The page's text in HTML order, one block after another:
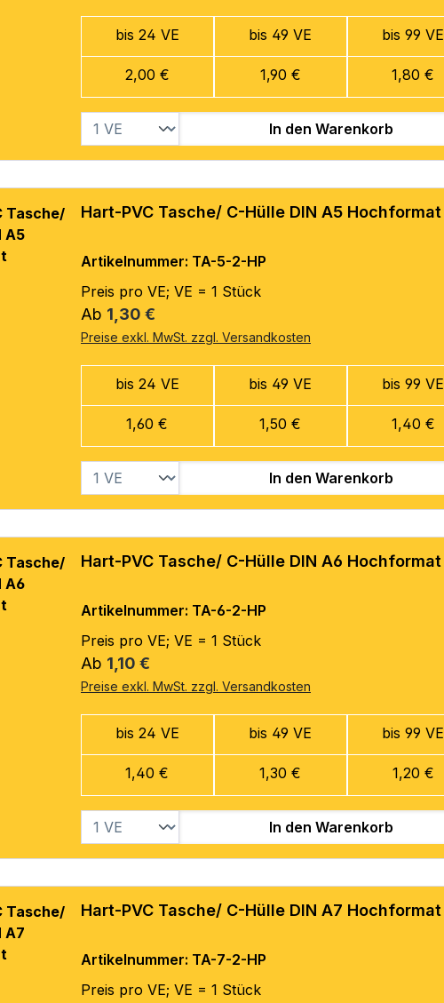
bis 24 VE
2,00 €
bis 49 VE
1,90 €
bis 99 VE
1,80 €
In den Warenkorb
Hart-PVC Tasche/ C-Hülle DIN A5 Hochformat
Artikelnummer: TA-5-2-HP
Preis pro VE; VE = 1 Stück
Regulärer Preis:
Ab 1,30 €
Preise exkl. MwSt. zzgl. Versandkosten
bis 24 VE
1,60 €
bis 49 VE
1,50 €
bis 99 VE
1,40 €
In den Warenkorb
Hart-PVC Tasche/ C-Hülle DIN A6 Hochformat
Artikelnummer: TA-6-2-HP
Preis pro VE; VE = 1 Stück
Regulärer Preis:
Ab 1,10 €
Preise exkl. MwSt. zzgl. Versandkosten
bis 24 VE
1,40 €
bis 49 VE
1,30 €
bis 99 VE
1,20 €
In den Warenkorb
Hart-PVC Tasche/ C-Hülle DIN A7 Hochformat
Artikelnummer: TA-7-2-HP
Preis pro VE; VE = 1 Stück